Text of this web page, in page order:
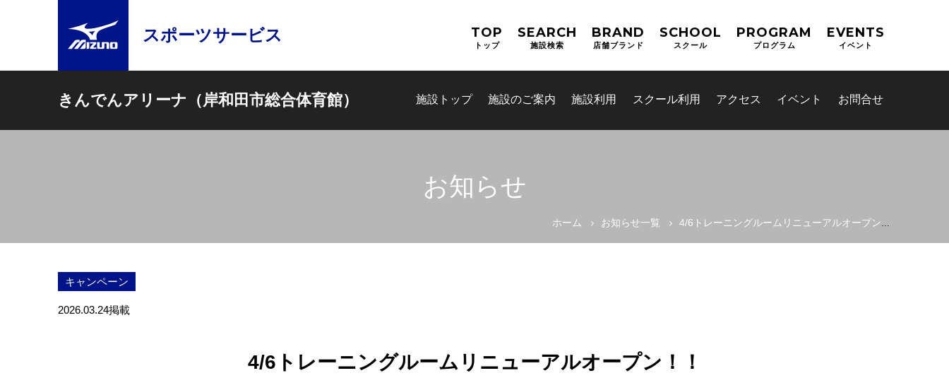
スポーツサービス TOP
トップ
SEARCH
施設検索
BRAND
店舗ブランド
SCHOOL
スクール
PROGRAM
プログラム
EVENTS
イベント
きんでんアリーナ（岸和田市総合体育館） 施設トップ 施設のご案内 施設利用 スクール利用 アクセス イベント お問合せ
お知らせ
ホーム お知らせ一覧
キャンペーン
2026.03.24掲載
4/6トレーニングルームリニューアルオープン！！